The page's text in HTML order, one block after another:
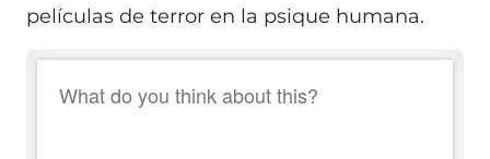
películas de terror en la psique humana.